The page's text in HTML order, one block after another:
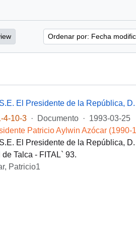
Ordenar por: Fecha
4-10-3
· Documento · 1993-03-25
Patricio Aylwin Azócar (1990-
El Presidente de la República,
de Talca - FITAL` 93.
Patricio1